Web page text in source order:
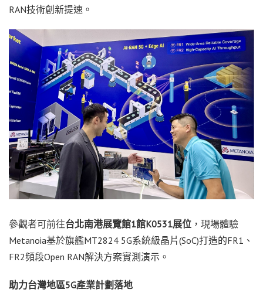
RAN技術創新提速。
參觀者可前往台北南港展覽館1館K0531展位 ，現場體驗
Metanoia基於旗艦MT2824 5G系統級晶片(SoC)打造的FR1、
FR2頻段Open RAN解決方案實測演示。
助力台灣地區5G產業計劃落地